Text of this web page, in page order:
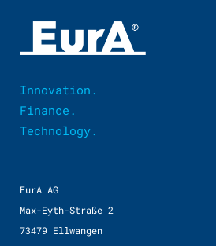
Innovation.
Finance.
Technology.
EurA AG
Max-Eyth-Straße 2
73479 Ellwangen